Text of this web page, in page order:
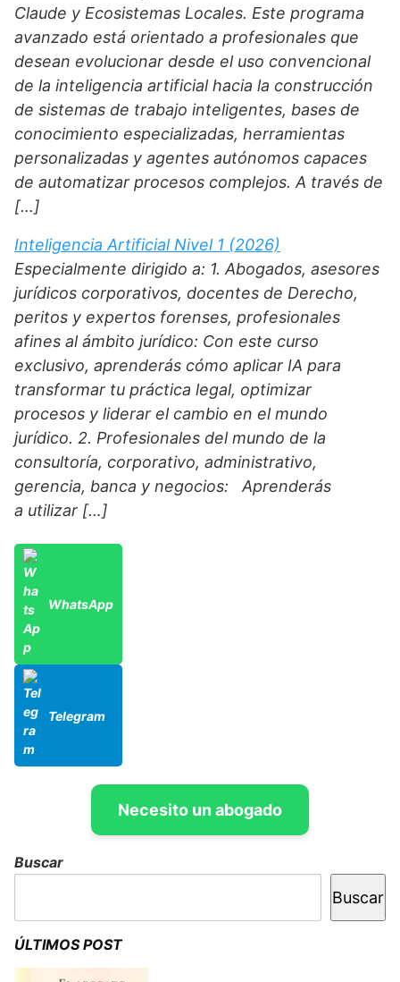
Claude y Ecosistemas Locales. Este programa
avanzado está orientado a profesionales que
desean evolucionar desde el uso convencional
de la inteligencia artificial hacia la construcción
de sistemas de trabajo inteligentes, bases de
conocimiento especializadas, herramientas
personalizadas y agentes autónomos capaces
de automatizar procesos complejos. A través de
[…]
Inteligencia Artificial Nivel 1 (2026)
Especialmente dirigido a: 1. Abogados, asesores
jurídicos corporativos, docentes de Derecho,
peritos y expertos forenses, profesionales
afines al ámbito jurídico: Con este curso
exclusivo, aprenderás cómo aplicar IA para
transformar tu práctica legal, optimizar
procesos y liderar el cambio en el mundo
jurídico. 2. Profesionales del mundo de la
consultoría, corporativo, administrativo,
gerencia, banca y negocios: Aprenderás
a utilizar […]
WhatsApp
Telegram
Necesito un abogado
Buscar
Buscar
ÚLTIMOS POST